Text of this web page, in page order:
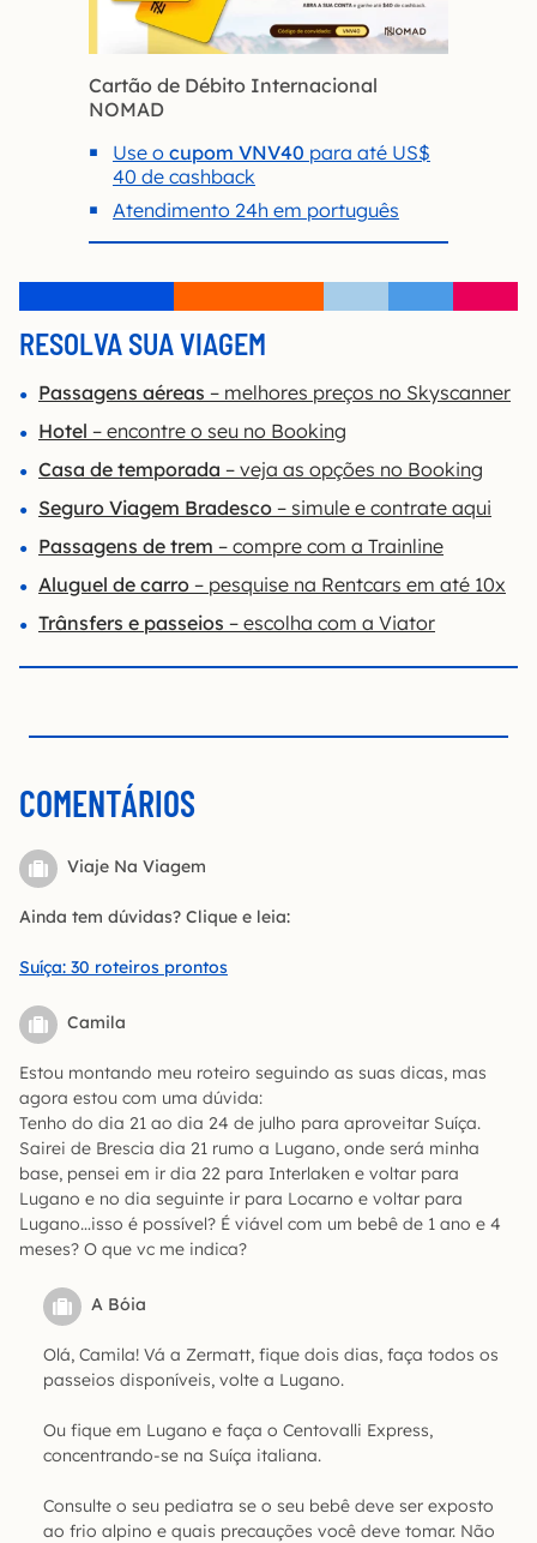
Cartão de Débito Internacional
NOMAD
Use o cupom VNV40 para até US$
40 de cashback
Atendimento 24h em português
RESOLVA SUA VIAGEM
Passagens aéreas – melhores preços no Skyscanner
Hotel – encontre o seu no Booking
Casa de temporada – veja as opções no Booking
Seguro Viagem Bradesco – simule e contrate aqui
Passagens de trem – compre com a Trainline
Aluguel de carro – pesquise na Rentcars em até 10x
Trânsfers e passeios – escolha com a Viator
COMENTÁRIOS
Viaje Na Viagem
Ainda tem dúvidas? Clique e leia:
Suíça: 30 roteiros prontos
Camila
Estou montando meu roteiro seguindo as suas dicas, mas
agora estou com uma dúvida:
Tenho do dia 21 ao dia 24 de julho para aproveitar Suíça.
Sairei de Brescia dia 21 rumo a Lugano, onde será minha
base, pensei em ir dia 22 para Interlaken e voltar para
Lugano e no dia seguinte ir para Locarno e voltar para
Lugano…isso é possível? É viável com um bebê de 1 ano e 4
meses? O que vc me indica?
A Bóia
Olá, Camila! Vá a Zermatt, fique dois dias, faça todos os
passeios disponíveis, volte a Lugano.
Ou fique em Lugano e faça o Centovalli Express,
concentrando-se na Suíça italiana.
Consulte o seu pediatra se o seu bebê deve ser exposto
ao frio alpino e quais precauções você deve tomar. Não